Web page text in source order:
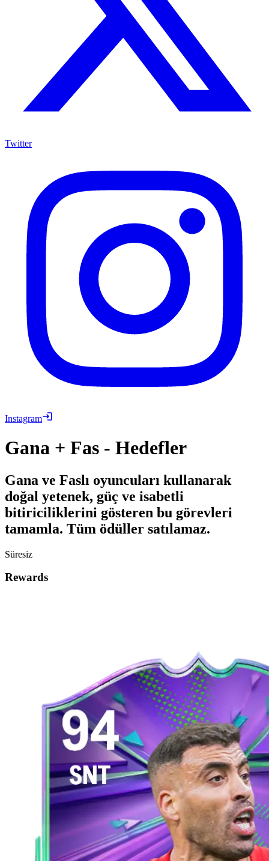
Twitter
Instagram
Gana + Fas - Hedefler
Gana ve Faslı oyuncuları kullanarak
doğal yetenek, güç ve isabetli
bitiriciliklerini gösteren bu görevleri
tamamla. Tüm ödüller satılamaz.
Süresiz
Rewards